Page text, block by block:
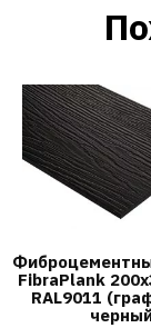
FibraPlank
RAL9011